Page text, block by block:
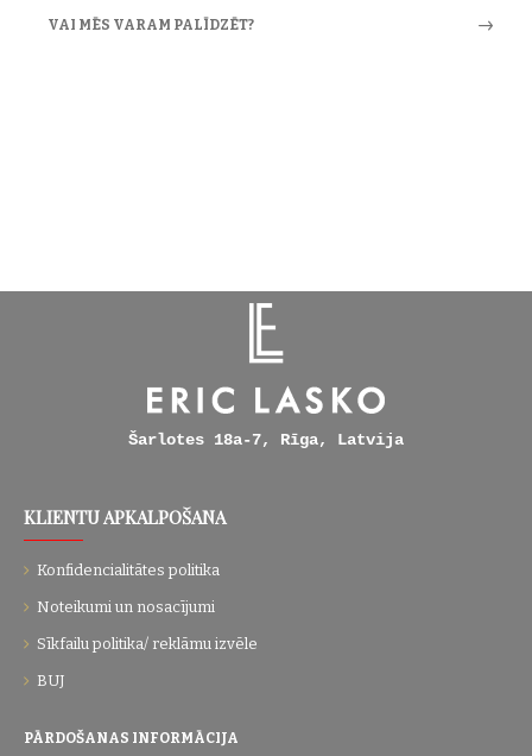
VAI MĒS VARAM PALĪDZĒT?
Šarlotes 18a-7, Rīga, Latvija
KLIENTU APKALPOŠANA
Konfidencialitātes politika
Noteikumi un nosacījumi
Sīkfailu politika/ reklāmu izvēle
BUJ
PĀRDOŠANAS INFORMĀCIJA